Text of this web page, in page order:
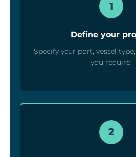
1
Define your
Specify your port, vessel
you require.
2